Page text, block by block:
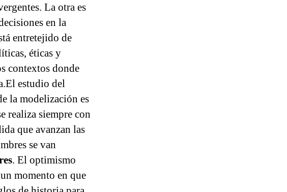
La otra es
en la
entretejido de
éticas y
contextos donde
estudio del
la modelización es
realiza siempre con
que avanzan las
se van
. El optimismo
momento en que